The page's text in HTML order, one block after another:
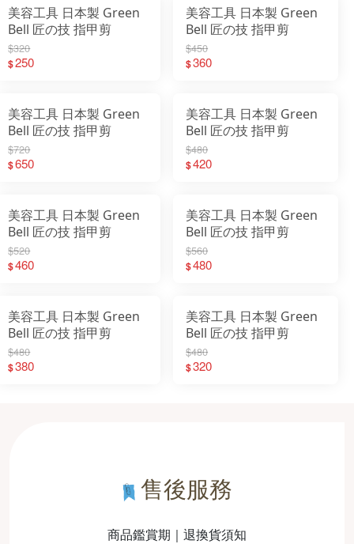
美容工具 日本製 Green
Bell 匠の技 指甲剪
$320
$250
美容工具 日本製 Green
Bell 匠の技 指甲剪
$450
$360
美容工具 日本製 Green
Bell 匠の技 指甲剪
$720
$650
美容工具 日本製 Green
Bell 匠の技 指甲剪
$480
$420
美容工具 日本製 Green
Bell 匠の技 指甲剪
$520
$460
美容工具 日本製 Green
Bell 匠の技 指甲剪
$560
$480
美容工具 日本製 Green
Bell 匠の技 指甲剪
$480
$380
美容工具 日本製 Green
Bell 匠の技 指甲剪
$480
$320
售後服務
商品鑑賞期｜退換貨須知